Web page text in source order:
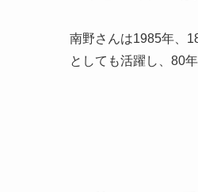
南野さんは1985年、
としても活躍し、80